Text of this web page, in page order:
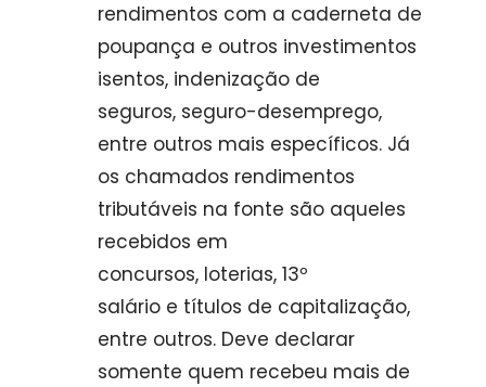
rendimentos com a caderneta de
poupança e outros investimentos
isentos, indenização de
seguros, seguro-desemprego,
entre outros mais específicos. Já
os chamados rendimentos
tributáveis na fonte são aqueles
recebidos em
concursos, loterias, 13º
salário e títulos de capitalização,
entre outros. Deve declarar
somente quem recebeu mais de